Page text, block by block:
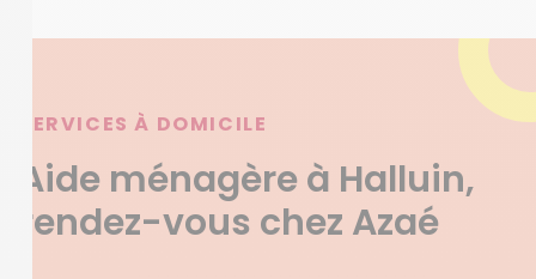
SERVICES À DOMICILE
Aide ménagère à Halluin,
rendez-vous chez Azaé